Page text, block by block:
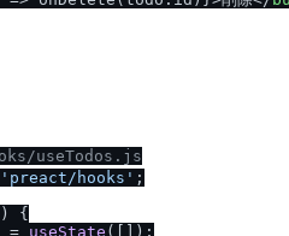
/useTodos.js
'preact / hooks' ;
) {
= useState ([]);